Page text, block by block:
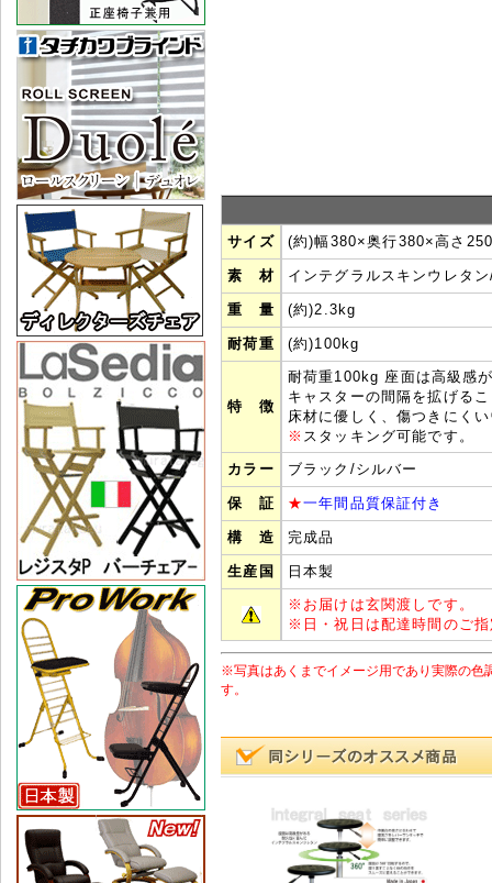
サイズ (約)幅380×奥行380×高さ
素 材 インテグラルスキンウレタ
重 量 (約)2.3kg
耐荷重 (約)100kg
特 徴
耐荷重100kg 座面は高級感
キャスターの間隔を拡げる
床材に優しく、傷つきにく
※ スタッキング可能です。
カラー
ブラック/シルバー
保 証 ★一年間品質保証付き
構 造 完成品
生産国
日本製
※ お届けは玄関渡しです。
※ 日・祝日は配達時間のご
※写真はあくまでイメージ用であり実際の色
す。